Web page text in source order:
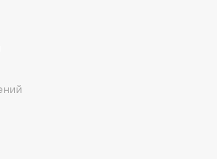
фиксацию голеностопного сустава
облегчает надевание ботинка и
– ассиметричный усилитель в зоне пятки